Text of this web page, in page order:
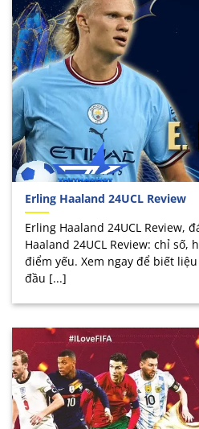
Erling Haaland 24UCL Review
Erling Haaland 24UCL Review,
Haaland 24UCL Review: chỉ số,
điểm yếu. Xem ngay để biết
đầu [...]